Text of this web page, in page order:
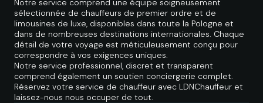
Notre service comprend une équipe soigneusement
sélectionnée de chauffeurs de premier ordre et de
limousines de luxe, disponibles dans toute la Pologne et
dans de nombreuses destinations internationales. Chaque
détail de votre voyage est méticuleusement conçu pour
correspondre à vos exigences uniques.
Notre service professionnel, discret et transparent
comprend également un soutien conciergerie complet.
Réservez votre service de chauffeur avec LDNChauffeur et
laissez-nous nous occuper de tout.